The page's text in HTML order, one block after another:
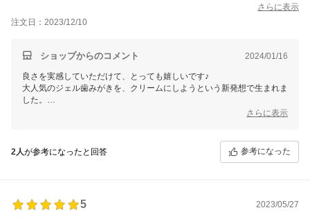
さらに表示
注文日：2023/12/10
ショップからのコメント 2024/01/16
良さを実感していただけて、とっても嬉しいです♪
大人気のジェル歯みがきを、クリームにしようという新発想で生まれま
した。
望む自分と出逢う お手伝いをさせていただくことが、私たちオーロラ
オーロラひとりさんカフェ
さらに表示
2人が参考になったと回答 参考になった
5
2023/05/27